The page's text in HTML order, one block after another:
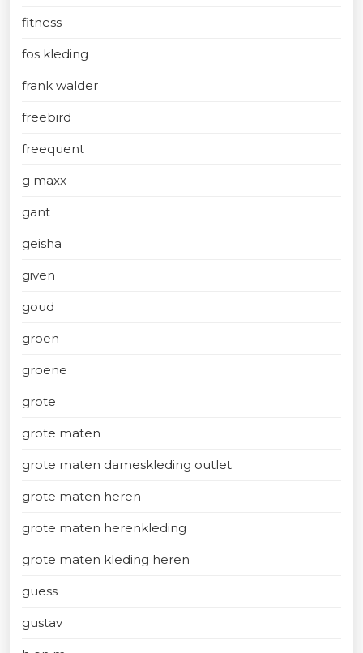
fitness
fos kleding
frank walder
freebird
freequent
g maxx
gant
geisha
given
goud
groen
groene
grote
grote maten
grote maten dameskleding outlet
grote maten heren
grote maten herenkleding
grote maten kleding heren
guess
gustav